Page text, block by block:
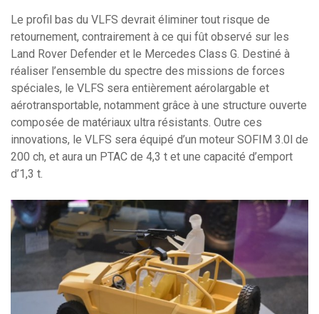
Le profil bas du VLFS devrait éliminer tout risque de
retournement, contrairement à ce qui fût observé sur les
Land Rover Defender et le Mercedes Class G. Destiné à
réaliser l’ensemble du spectre des missions de forces
spéciales, le VLFS sera entièrement aérolargable et
aérotransportable, notamment grâce à une structure ouverte
composée de matériaux ultra résistants. Outre ces
innovations, le VLFS sera équipé d’un moteur SOFIM 3.0l de
200 ch, et aura un PTAC de 4,3 t et une capacité d’emport
d’1,3 t.